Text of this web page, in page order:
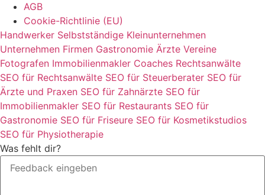
AGB
Cookie-Richtlinie (EU)
Handwerker Selbstständige Kleinunternehmen
Unternehmen Firmen Gastronomie Ärzte Vereine
Fotografen Immobilienmakler Coaches Rechtsanwälte
SEO für Rechtsanwälte SEO für Steuerberater SEO für
Ärzte und Praxen SEO für Zahnärzte SEO für
Immobilienmakler SEO für Restaurants SEO für
Gastronomie SEO für Friseure SEO für Kosmetikstudios
SEO für Physiotherapie
Was fehlt dir?